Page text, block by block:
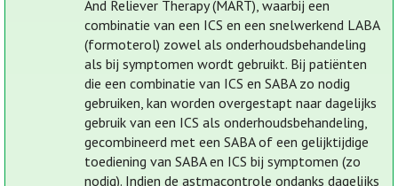
And Reliever Therapy (MART), waarbij een
combinatie van een ICS en een snelwerkend LABA
(formoterol) zowel als onderhoudsbehandeling
als bij symptomen wordt gebruikt. Bij patiënten
die een combinatie van ICS en SABA zo nodig
gebruiken, kan worden overgestapt naar dagelijks
gebruik van een ICS als onderhoudsbehandeling,
gecombineerd met een SABA of een gelijktijdige
toediening van SABA en ICS bij symptomen (zo
nodig). Indien de astmacontrole ondanks dagelijks